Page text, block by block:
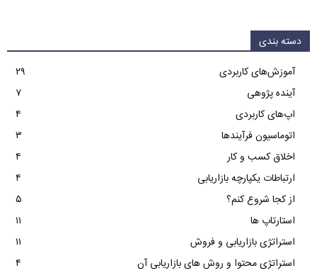
دسته بندی
آموزش‌های کاربردی
۲۹
آینده پژوهی
۷
اپ‌های کاربردی
۴
اتوماسیون فرآیندها
۳
اخلاق کسب و کار
۴
ارتباطات یکپارچه بازاریابی
۴
از کجا شروع کنم؟
۵
استارتاپ ها
۱۱
استراتژی بازاریابی و فروش
۱۱
استراتژی محتوا و روش های بازاریابی آن
۴